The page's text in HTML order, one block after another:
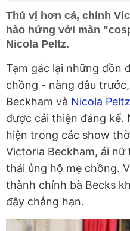
Thú vị hơn cả, chính
hào hứng với màn
Nicola Peltz.
Tạm gác lại những đồn
chồng - nàng dâu
Beckham và Nicola Peltz
được cải thiện đáng kể.
hiện trong các show
Victoria Beckham, ái
thái ủng hộ mẹ chồng.
thành chính bà Becks
đây chẳng hạn.